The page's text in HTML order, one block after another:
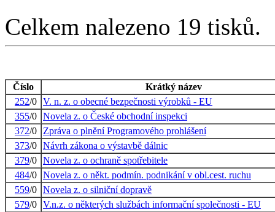
Celkem nalezeno 19 tisků.
Číslo
Krátký název
252/0 V. n. z. o obecné bezpečnosti výrobků - EU
355/0 Novela z. o České obchodní inspekci
372/0
Zpráva o plnění Programového prohlášení
373/0 Návrh zákona o výstavbě dálnic
379/0 Novela z. o ochraně spotřebitele
484/0 Novela z. o někt. podmín. podnikání v obl.cest. ruchu
559/0 Novela z. o silniční dopravě
579/0 V.n.z. o některých službách informační společnosti - EU